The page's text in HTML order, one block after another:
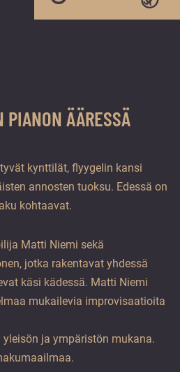
ÄÄRESSÄ
kynttilät, flyygelin kansi
annosten tuoksu. Edessä on
kohtaavat.
Matti Niemi sekä
jotka rakentavat yhdessä
käsi kädessä. Matti Niemi
mukailevia improvisaatioita
ja ympäristön mukana.